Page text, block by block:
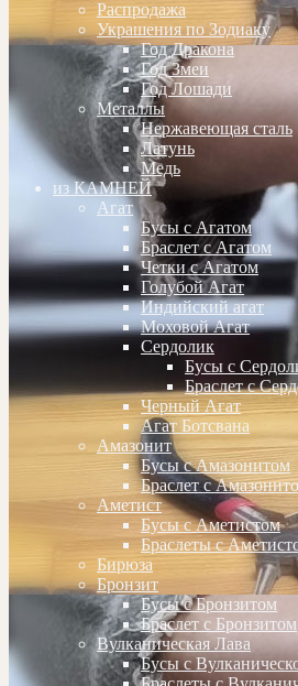
Распродажа
Украшения по Зодиаку
Год Дракона
Год Змеи
Год Лошади
Металлы
Нержавеющая сталь
Латунь
Медь
из КАМНЕЙ
Агат
Бусы с Агатом
Браслет с Агатом
Четки с Агатом
Голубой Агат
Индийский агат
Моховой Агат
Сердолик
Бусы с
Браслет с
Черный Агат
Агат Ботсвана
Амазонит
Бусы с Амазонитом
Браслет с
Аметист
Бусы с Аметистом
Браслеты с
Бирюза
Бронзит
Бусы с Бронзитом
Браслет с Бронзитом
Вулканическая Лава
Бусы с